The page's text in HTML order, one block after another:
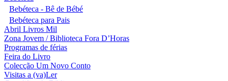
Bebéteca - Bê de Bébé
Bebéteca para Pais
Abril Livros Mil
Zona Jovem / Biblioteca Fora D’Horas
Programas de férias
Feira do Livro
Colecção Um Novo Conto
Visitas a (va)Ler